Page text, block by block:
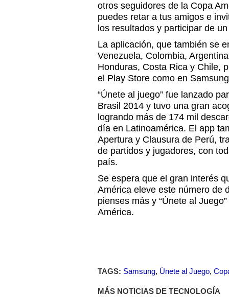
otros seguidores de la Copa
puedes retar a tus amigos e
los resultados y participar de
La aplicación, que también se
Venezuela, Colombia,
Honduras, Costa Rica y Chile,
el Play Store como en
“Únete al juego” fue lanzado
Brasil 2014 y tuvo una gran
logrando más de 174 mil
día en Latinoamérica. El app
Apertura y Clausura de Perú,
de partidos y jugadores, con
país.
Se espera que el gran interés
América eleve este número de
pienses más y “Únete al
América.
TAGS: Samsung, Únete al Juego,
MÁS NOTICIAS DE TECNOLOGÍA